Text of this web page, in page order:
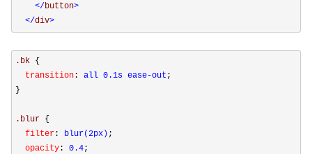
</button>
</div>
.bk {
  transition
: all 0.1s ease-out ;
}
.blur {
  filter
: blur(2px) ;
  opacity
: 0.4;